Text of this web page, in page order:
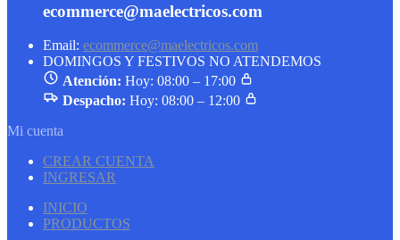
ecommerce@maelectricos.com
Email: ecommerce@maelectricos.com
DOMINGOS Y FESTIVOS NO ATENDEMOS
Atención: Hoy: 08:00 – 17:00
Despacho: Hoy: 08:00 – 12:00
Mi cuenta
CREAR CUENTA
INGRESAR
INICIO
PRODUCTOS